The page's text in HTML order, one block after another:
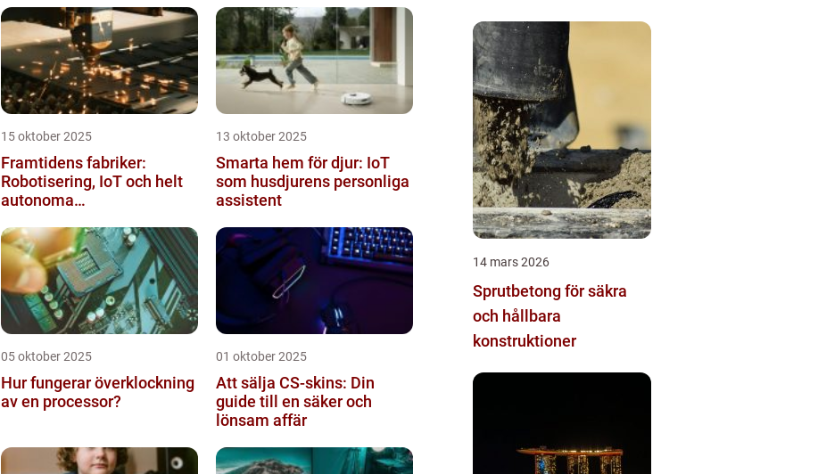
15 oktober 2025
Framtidens fabriker:
Robotisering, IoT och helt
autonoma
13 oktober 2025
Smarta hem för djur: IoT
som husdjurens personliga
assistent
05 oktober 2025
Hur fungerar överklockning
av en processor?
01 oktober 2025
Att sälja CS-skins: Din
guide till en säker och
lönsam affär
14 mars 2026
Sprutbetong för säkra
och hållbara
konstruktioner